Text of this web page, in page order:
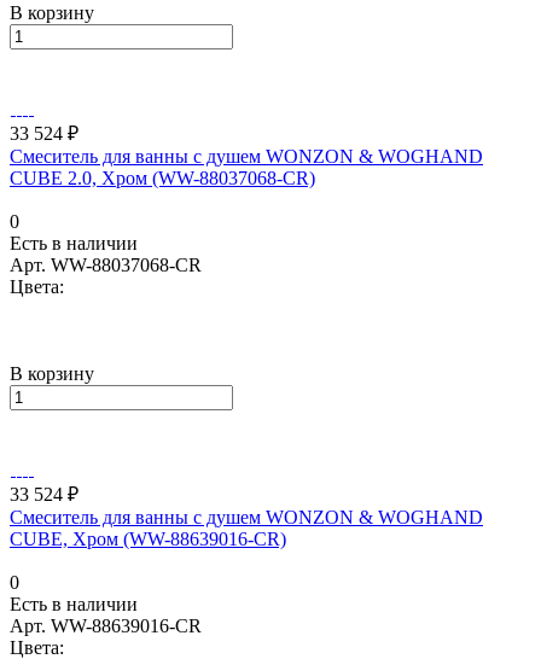
В корзину
33 524 ₽
Смеситель для ванны с душем WONZON & WOGHAND
CUBE 2.0, Хром (WW-88037068-CR)
0
Есть в наличии
Арт. WW-88037068-CR
Цвета:
В корзину
33 524 ₽
Смеситель для ванны с душем WONZON & WOGHAND
CUBE, Хром (WW-88639016-CR)
0
Есть в наличии
Арт. WW-88639016-CR
Цвета: